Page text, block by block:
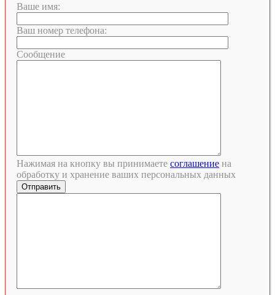
Ваше имя:
Ваш номер телефона:
Сообщение
Нажимая на кнопку вы принимаете соглашение на
обработку и хранение ваших персональных данных